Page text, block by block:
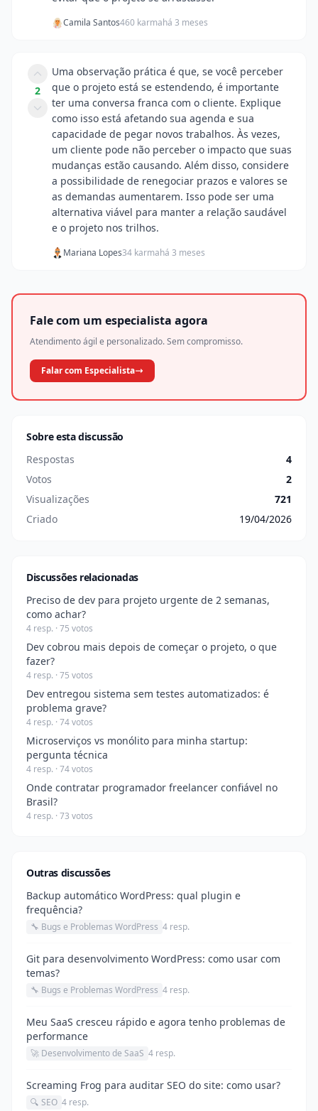
Camila Santos460 karmahá 3 meses
2
Uma observação prática é que, se você perceber
que o projeto está se estendendo, é importante
ter uma conversa franca com o cliente. Explique
como isso está afetando sua agenda e sua
capacidade de pegar novos trabalhos. Às vezes,
um cliente pode não perceber o impacto que suas
mudanças estão causando. Além disso, considere
a possibilidade de renegociar prazos e valores se
as demandas aumentarem. Isso pode ser uma
alternativa viável para manter a relação saudável
e o projeto nos trilhos.
Mariana Lopes34 karmahá 3 meses
Fale com um especialista agora
Atendimento ágil e personalizado. Sem compromisso.
Falar com Especialista
Sobre esta discussão
Respostas
4
Votos
2
Visualizações
721
Criado
19/04/2026
Discussões relacionadas
Preciso de dev para projeto urgente de 2 semanas,
como achar?
4 resp. · 75 votos
Dev cobrou mais depois de começar o projeto, o que
fazer?
4 resp. · 75 votos
Dev entregou sistema sem testes automatizados: é
problema grave?
4 resp. · 74 votos
Microserviços vs monólito para minha startup:
pergunta técnica
4 resp. · 74 votos
Onde contratar programador freelancer confiável no
Brasil?
4 resp. · 73 votos
Outras discussões
Backup automático WordPress: qual plugin e
frequência?
🔧 Bugs e Problemas WordPress 4 resp.
Git para desenvolvimento WordPress: como usar com
temas?
🔧 Bugs e Problemas WordPress 4 resp.
Meu SaaS cresceu rápido e agora tenho problemas de
performance
🚀 Desenvolvimento de SaaS 4 resp.
Screaming Frog para auditar SEO do site: como usar?
🔍 SEO 4 resp.